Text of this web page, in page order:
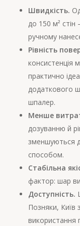
Швидкість.
до 150 м² стін
ручному
Рівність
консистенція
практично
додаткового
шпалер.
Менше
дозуванню й
зменшуються
способом.
Стабільна
фактор: шар
Доступність.
Позняки, Київ
використання